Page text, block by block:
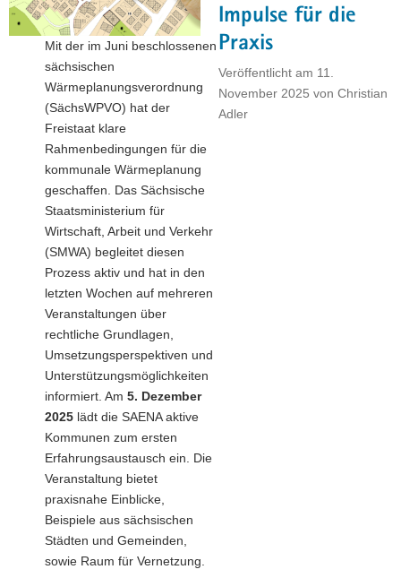
Impulse für die
Praxis
Veröffentlicht am 11.
November 2025 von Christian
Adler
Mit der im Juni beschlossenen
sächsischen
Wärmeplanungsverordnung
(SächsWPVO) hat der
Freistaat klare
Rahmenbedingungen für die
kommunale Wärmeplanung
geschaffen. Das Sächsische
Staatsministerium für
Wirtschaft, Arbeit und Verkehr
(SMWA) begleitet diesen
Prozess aktiv und hat in den
letzten Wochen auf mehreren
Veranstaltungen über
rechtliche Grundlagen,
Umsetzungsperspektiven und
Unterstützungsmöglichkeiten
informiert. Am 5. Dezember
2025 lädt die SAENA aktive
Kommunen zum ersten
Erfahrungsaustausch ein. Die
Veranstaltung bietet
praxisnahe Einblicke,
Beispiele aus sächsischen
Städten und Gemeinden,
sowie Raum für Vernetzung.